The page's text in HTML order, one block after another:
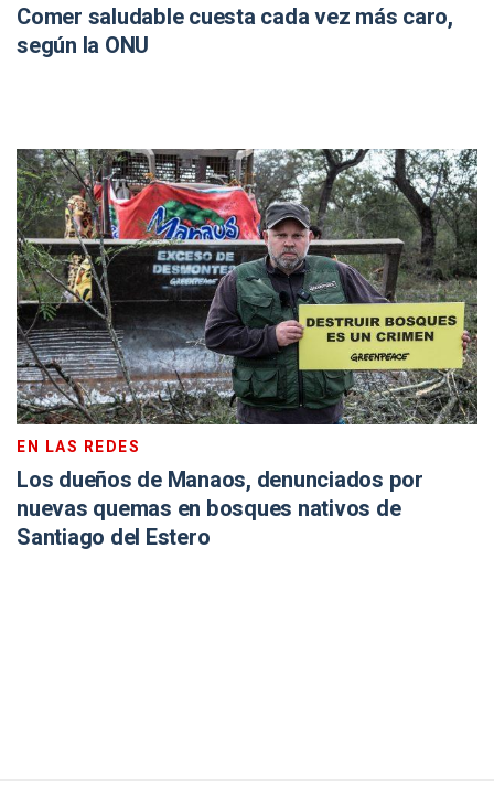
Comer saludable cuesta cada vez más caro,
según la ONU
EN LAS REDES
Los dueños de Manaos, denunciados por
nuevas quemas en bosques nativos de
Santiago del Estero